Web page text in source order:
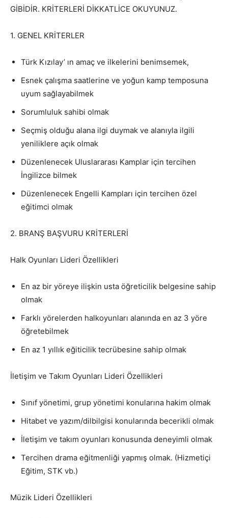
GİBİDİR. KRİTERLERİ DİKKATLİCE OKUYUNUZ.
1. GENEL KRİTERLER
Türk Kızılay’ ın amaç ve ilkelerini benimsemek,
Esnek çalışma saatlerine ve yoğun kamp temposuna
uyum sağlayabilmek
Sorumluluk sahibi olmak
Seçmiş olduğu alana ilgi duymak ve alanıyla ilgili
yeniliklere açık olmak
Düzenlenecek Uluslararası Kamplar için tercihen
İngilizce bilmek
Düzenlenecek Engelli Kampları için tercihen özel
eğitimci olmak
2. BRANŞ BAŞVURU KRİTERLERİ
Halk Oyunları Lideri Özellikleri
En az bir yöreye ilişkin usta öğreticilik belgesine sahip
olmak
Farklı yörelerden halkoyunları alanında en az 3 yöre
öğretebilmek
En az 1 yıllık eğiticilik tecrübesine sahip olmak
İletişim ve Takım Oyunları Lideri Özellikleri
Sınıf yönetimi, grup yönetimi konularına hakim olmak
Hitabet ve yazım/dilbilgisi konularında becerikli olmak
İletişim ve takım oyunları konusunda deneyimli olmak
Tercihen drama eğitmenliği yapmış olmak. (Hizmetiçi
Eğitim, STK vb.)
Müzik Lideri Özellikleri